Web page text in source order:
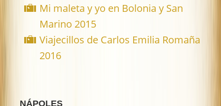
Mi maleta y yo en Bolonia y San
Marino 2015
Viajecillos de Carlos Emilia Romaña
2016
NÁPOLES